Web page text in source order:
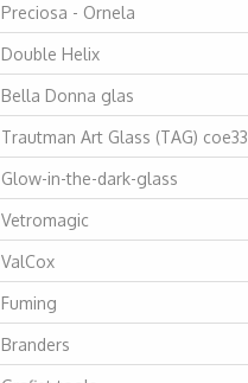
Preciosa - Ornela
Double Helix
Bella Donna glas
Trautman Art Glass (TAG) coe33
Glow-in-the-dark-glass
Vetromagic
ValCox
Fuming
Branders